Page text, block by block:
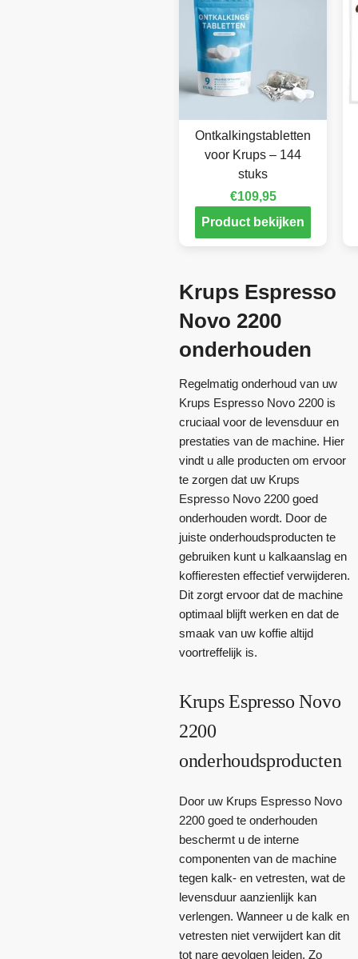
Ontkalkingstabletten
voor Krups – 144
stuks
€109,95
Product bekijken
Krups Espresso
Novo 2200
onderhouden
Regelmatig onderhoud van uw
Krups Espresso Novo 2200 is
cruciaal voor de levensduur en
prestaties van de machine. Hier
vindt u alle producten om ervoor
te zorgen dat uw Krups
Espresso Novo 2200 goed
onderhouden wordt. Door de
juiste onderhoudsproducten te
gebruiken kunt u kalkaanslag en
koffieresten effectief verwijderen.
Dit zorgt ervoor dat de machine
optimaal blijft werken en dat de
smaak van uw koffie altijd
voortreffelijk is.
Krups Espresso Novo
2200
onderhoudsproducten
Door uw Krups Espresso Novo
2200 goed te onderhouden
beschermt u de interne
componenten van de machine
tegen kalk- en vetresten, wat de
levensduur aanzienlijk kan
verlengen. Wanneer u de kalk en
vetresten niet verwijdert kan dit
tot nare gevolgen leiden. Zo